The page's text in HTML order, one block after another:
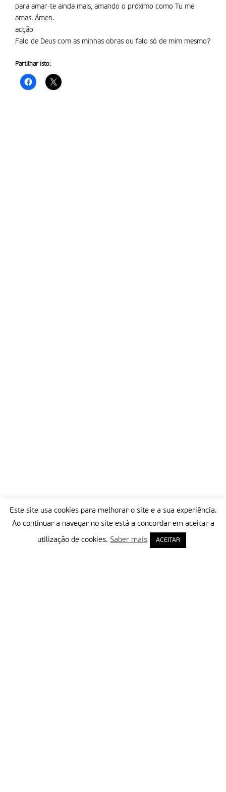
para amar-te ainda mais, amando o próximo como Tu me
amas. Ámen.
acção
Falo de Deus com as minhas obras ou falo só de mim mesmo?
Partilhar isto:
Este site usa cookies para melhorar o site e a sua experiência.
Ao continuar a navegar no site está a concordar em aceitar a
utilização de cookies. Saber mais ACEITAR